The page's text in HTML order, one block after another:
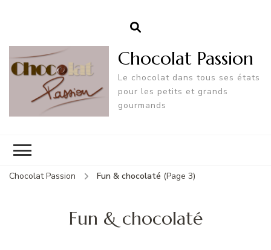
Chocolat Passion
Le chocolat dans tous ses états
pour les petits et grands
gourmands
Chocolat Passion Fun & chocolaté (Page 3)
Fun & chocolaté